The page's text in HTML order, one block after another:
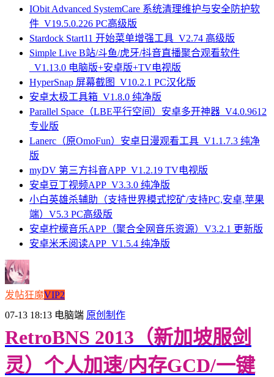
IObit Advanced SystemCare 系统清理维护与安全防护软
件_V19.5.0.226 PC高级版
Stardock Start11 开始菜单增强工具_V2.74 高级版
Simple Live B站/斗鱼/虎牙/抖音直播聚合观看软件
_V1.13.0 电脑版+安卓版+TV电视版
HyperSnap 屏幕截图_V10.2.1 PC汉化版
安卓太极工具箱_V1.8.0 纯净版
Parallel Space（LBE平行空间）安卓多开神器_V4.0.9612
专业版
Lanerc（原OmoFun）安卓日漫观看工具_V1.1.7.3 纯净
版
myDV 第三方抖音APP_V1.2.19 TV电视版
安卓豆丁视频APP_V3.3.0 纯净版
小白英雄杀辅助（支持世界模式挖矿/支持PC,安卓,苹果
端）V5.3 PC高级版
安卓柠檬音乐APP（聚合全网音乐资源）V3.2.1 更新版
安卓米禾阅读APP_V1.5.4 纯净版
发帖狂魔VIP2
07-13 18:13 电脑端 原创制作
RetroBNS 2013（新加坡服剑
灵）个人加速/内存GCD/一键